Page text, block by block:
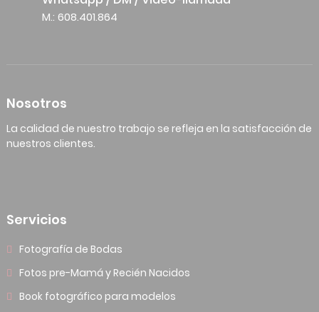
M.: 608.401.864
Nosotros
La calidad de nuestro trabajo se refleja en la satisfacción de
nuestros clientes.
Servicios
Fotografía de Bodas
Fotos pre-Mamá y Recién Nacidos
Book fotográfico para modelos